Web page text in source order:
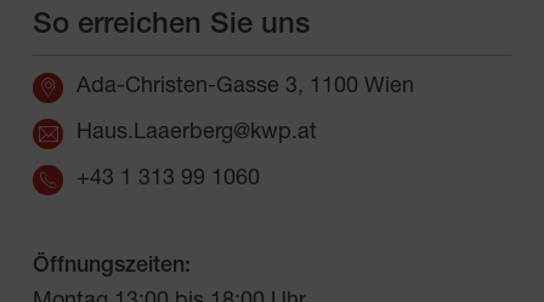
So erreichen Sie uns
Ada-Christen-Gasse 3, 1100 Wien
Haus.Laaerberg@kwp.at
+43 1 313 99 1060
Öffnungszeiten: